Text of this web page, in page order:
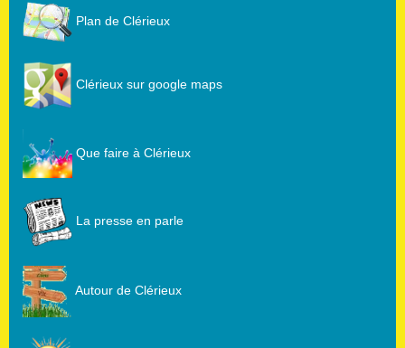
Plan de Clérieux
Clérieux sur google maps
Que faire à Clérieux
La presse en parle
Autour de Clérieux